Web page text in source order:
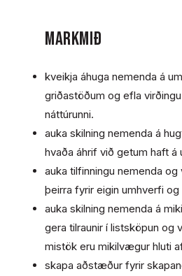
MARKMIÐ
kveikja áhuga nemenda á
griðastöðum og efla
náttúrunni.
auka skilning nemenda á
hvaða áhrif við getum haft á
auka tilfinningu nemenda
þeirra fyrir eigin umhverfi og
auka skilning nemenda á
gera tilraunir í listsköpun og
mistök eru mikilvægur hluti
skapa aðstæður fyrir